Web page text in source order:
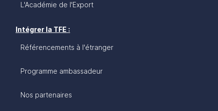
L'Académie de l'Export
Intégrer la TFE :
Référencements à l'étranger
Programme ambassadeur
Nos partenaires